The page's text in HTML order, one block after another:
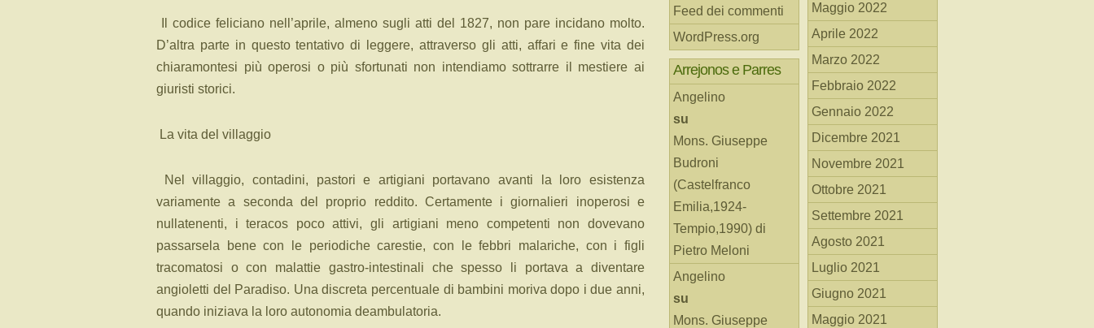
Il codice feliciano nell’aprile, almeno sugli atti del 1827, non pare incidano molto.
D’altra parte in questo tentativo di leggere, attraverso gli atti, affari e fine vita dei
chiaramontesi più operosi o più sfortunati non intendiamo sottrarre il mestiere ai
giuristi storici.
La vita del villaggio
Nel villaggio, contadini, pastori e artigiani portavano avanti la loro esistenza
variamente a seconda del proprio reddito. Certamente i giornalieri inoperosi e
nullatenenti, i teracos poco attivi, gli artigiani meno competenti non dovevano
passarsela bene con le periodiche carestie, con le febbri malariche, con i figli
tracomatosi o con malattie gastro-intestinali che spesso li portava a diventare
angioletti del Paradiso. Una discreta percentuale di bambini moriva dopo i due anni,
quando iniziava la loro autonomia deambulatoria.
Feed dei commenti
WordPress.org
Arrejonos e Parres
Angelino
su
Mons. Giuseppe
Budroni
(Castelfranco
Emilia,1924-
Tempio,1990) di
Pietro Meloni
Angelino
su
Mons. Giuseppe
Maggio 2022
Aprile 2022
Marzo 2022
Febbraio 2022
Gennaio 2022
Dicembre 2021
Novembre 2021
Ottobre 2021
Settembre 2021
Agosto 2021
Luglio 2021
Giugno 2021
Maggio 2021